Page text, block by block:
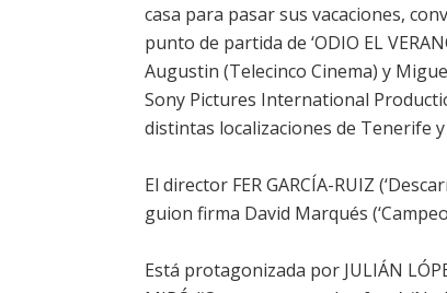
casa para pasar sus vacaciones,
punto de partida de ‘ODIO EL
Augustin (Telecinco Cinema) y
Sony Pictures International
distintas localizaciones de Tenerife
El director FER GARCÍA-RUIZ
guion firma David Marqués
Está protagonizada por JULIÁN